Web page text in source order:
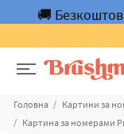
🚚
Головна Картини за
Картина за номерами